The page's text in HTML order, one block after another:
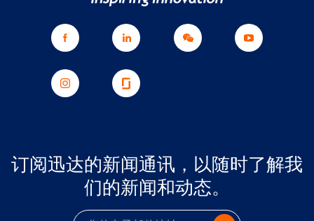
订阅迅达的新闻通讯，以随时了解我
们的新闻和动态。
电子邮件